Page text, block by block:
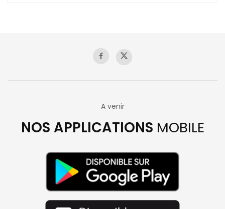
A venir
NOS APPLICATIONS MOBILE